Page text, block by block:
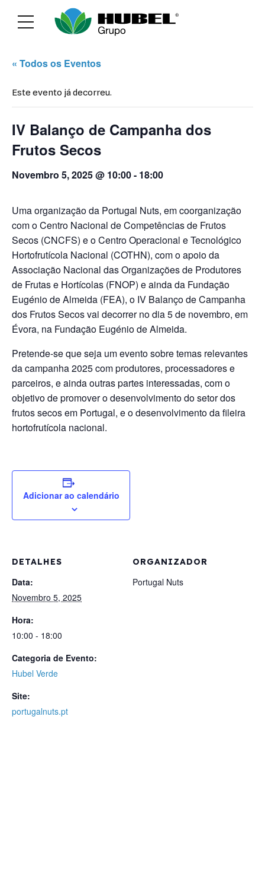
Sustentabilidade
« Todos os Eventos
Este evento já decorreu.
IV Balanço de Campanha dos
Frutos Secos
Novembro 5, 2025 @ 10:00- 18:00
Uma organização da Portugal Nuts, em coorganização
com o Centro Nacional de Competências de Frutos
Secos (CNCFS) e o Centro Operacional e Tecnológico
Hortofrutícola Nacional (COTHN), com o apoio da
Associação Nacional das Organizações de Produtores
de Frutas e Hortícolas (FNOP) e ainda da Fundação
Eugénio de Almeida (FEA), o IV Balanço de Campanha
dos Frutos Secos vai decorrer no dia 5 de novembro, em
Évora, na Fundação Eugénio de Almeida.
Pretende-se que seja um evento sobre temas relevantes
da campanha 2025 com produtores, processadores e
parceiros, e ainda outras partes interessadas, com o
objetivo de promover o desenvolvimento do setor dos
frutos secos em Portugal, e o desenvolvimento da fileira
hortofrutícola nacional.
Adicionar ao calendário
DETALHES
Data:
Novembro 5, 2025
Hora:
10:00 - 18:00
Categoria de Evento:
Hubel Verde
Site:
portugalnuts.pt
ORGANIZADOR
Portugal Nuts